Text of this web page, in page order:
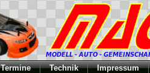
Termine Technik Impressum